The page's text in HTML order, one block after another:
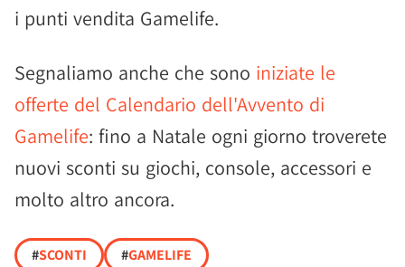
i punti vendita Gamelife.
Segnaliamo anche che sono iniziate le
offerte del Calendario dell'Avvento di
Gamelife: fino a Natale ogni giorno troverete
nuovi sconti su giochi, console, accessori e
molto altro ancora.
#SCONTI #GAMELIFE